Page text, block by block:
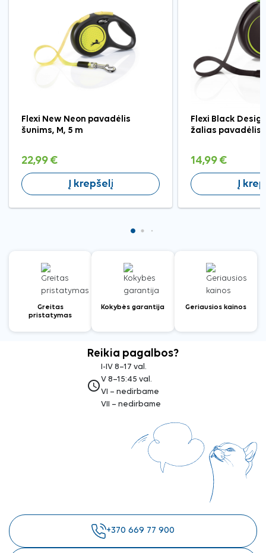
Flexi New Neon pavadėlis
šunims, M, 5 m
22,99 €
Į krepšelį
Flexi Black
žalias pavadėlis
14,99 €
Į
Greitas
pristatymas
Kokybės garantija Geriausios kainos
Reikia pagalbos?
access_time
I-IV 8–17 val.
V 8–15:45 val.
VI – nedirbame
VII – nedirbame
+370 669 77 900